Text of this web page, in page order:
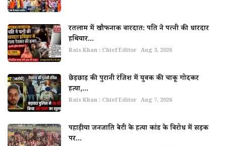
रतलाम में खौफनाक वारदात: पति ने पत्नी की धारदार
हथियार...
Rais Khan : Chief Editor Aug 3, 2026
छेड़छाड़ की पुरानी रंजिश में युवक की चाकू गोदकर
हत्या,...
Rais Khan : Chief Editor Aug 7, 2026
पहाड़ीया जनजाति बेटी के हत्या कांड के विरोध में सड़क
पर...